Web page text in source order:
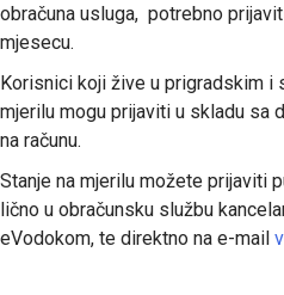
obračuna usluga, potrebno
mjesecu.
Korisnici koji žive u prigradskim i
mjerilu mogu prijaviti u skladu sa
na računu.
Stanje na mjerilu možete prijaviti
lično u obračunsku službu
eVodokom, te direktno na e-mail